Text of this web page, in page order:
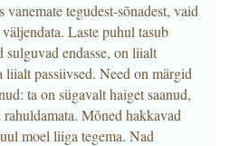
tegudest-sõnadest, vaid
Laste puhul tasub
sulguvad endasse, on liialt
liialt passiivsed. Need on märgid
ta on sügavalt haiget saanud,
Mõned hakkavad
moel liiga tegema. Nad